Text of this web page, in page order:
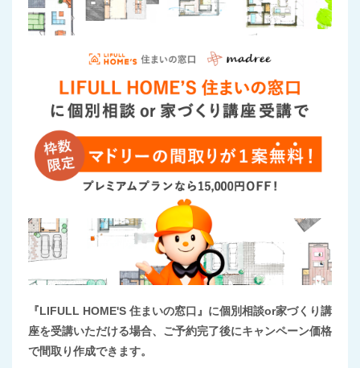
『LIFULL HOME'S 住まいの窓口』に個別相談or家づくり講
座を受講いただける場合、ご予約完了後にキャンペーン価格
で間取り作成できます。